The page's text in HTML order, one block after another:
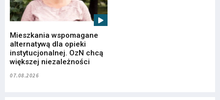
Mieszkania wspomagane
alternatywą dla opieki
instytucjonalnej. OzN chcą
większej niezależności
07.08.2026